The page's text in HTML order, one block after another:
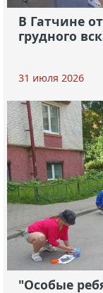
В Гатчине
грудного
31 июля 2026
"Особые